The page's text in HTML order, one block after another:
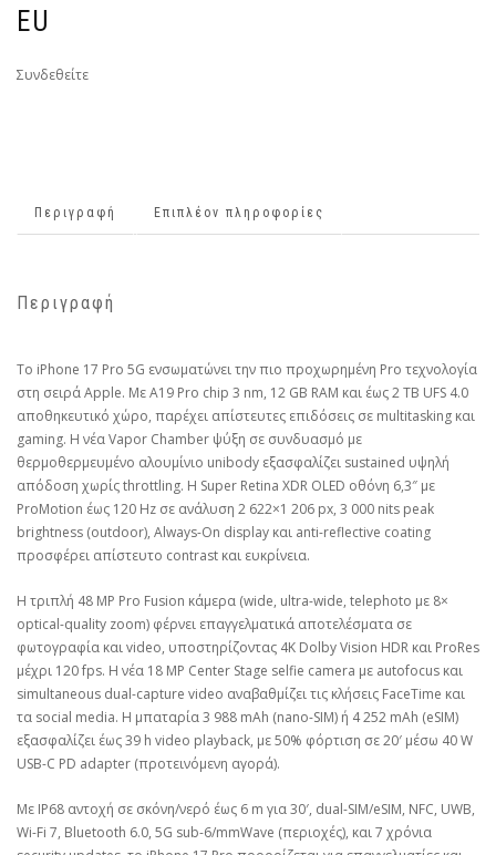
EU
Συνδεθείτε
Περιγραφή Επιπλέον πληροφορίες
Περιγραφή
Το iPhone 17 Pro 5G ενσωματώνει την πιο προχωρημένη Pro τεχνολογία
στη σειρά Apple. Με A19 Pro chip 3 nm, 12 GB RAM και έως 2 TB UFS 4.0
αποθηκευτικό χώρο, παρέχει απίστευτες επιδόσεις σε multitasking και
gaming. Η νέα Vapor Chamber ψύξη σε συνδυασμό με
θερμοθερμευμένο αλουμίνιο unibody εξασφαλίζει sustained υψηλή
απόδοση χωρίς throttling. Η Super Retina XDR OLED οθόνη 6,3″ με
ProMotion έως 120 Hz σε ανάλυση 2 622×1 206 px, 3 000 nits peak
brightness (outdoor), Always-On display και anti-reflective coating
προσφέρει απίστευτο contrast και ευκρίνεια.
Η τριπλή 48 MP Pro Fusion κάμερα (wide, ultra-wide, telephoto με 8×
optical-quality zoom) φέρνει επαγγελματικά αποτελέσματα σε
φωτογραφία και video, υποστηρίζοντας 4K Dolby Vision HDR και ProRes
μέχρι 120 fps. Η νέα 18 MP Center Stage selfie camera με autofocus και
simultaneous dual-capture video αναβαθμίζει τις κλήσεις FaceTime και
τα social media. Η μπαταρία 3 988 mAh (nano-SIM) ή 4 252 mAh (eSIM)
εξασφαλίζει έως 39 h video playback, με 50% φόρτιση σε 20′ μέσω 40 W
USB-C PD adapter (προτεινόμενη αγορά).
Με IP68 αντοχή σε σκόνη/νερό έως 6 m για 30′, dual-SIM/eSIM, NFC, UWB,
Wi-Fi 7, Bluetooth 6.0, 5G sub-6/mmWave (περιοχές), και 7 χρόνια